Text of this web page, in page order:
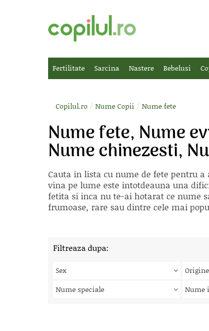
Fertilitate Sarcina Nastere Bebelusi
Copilul.ro / Nume Copii / Nume fete
Nume fete, Nume
Nume chinezesti,
Cauta in lista cu nume de fete pentru a
vina pe lume este intotdeauna una
fetita si inca nu te-ai hotarat ce nume
frumoase, rare sau dintre cele mai
Filtreaza dupa:
Sex
Nume speciale
Nume